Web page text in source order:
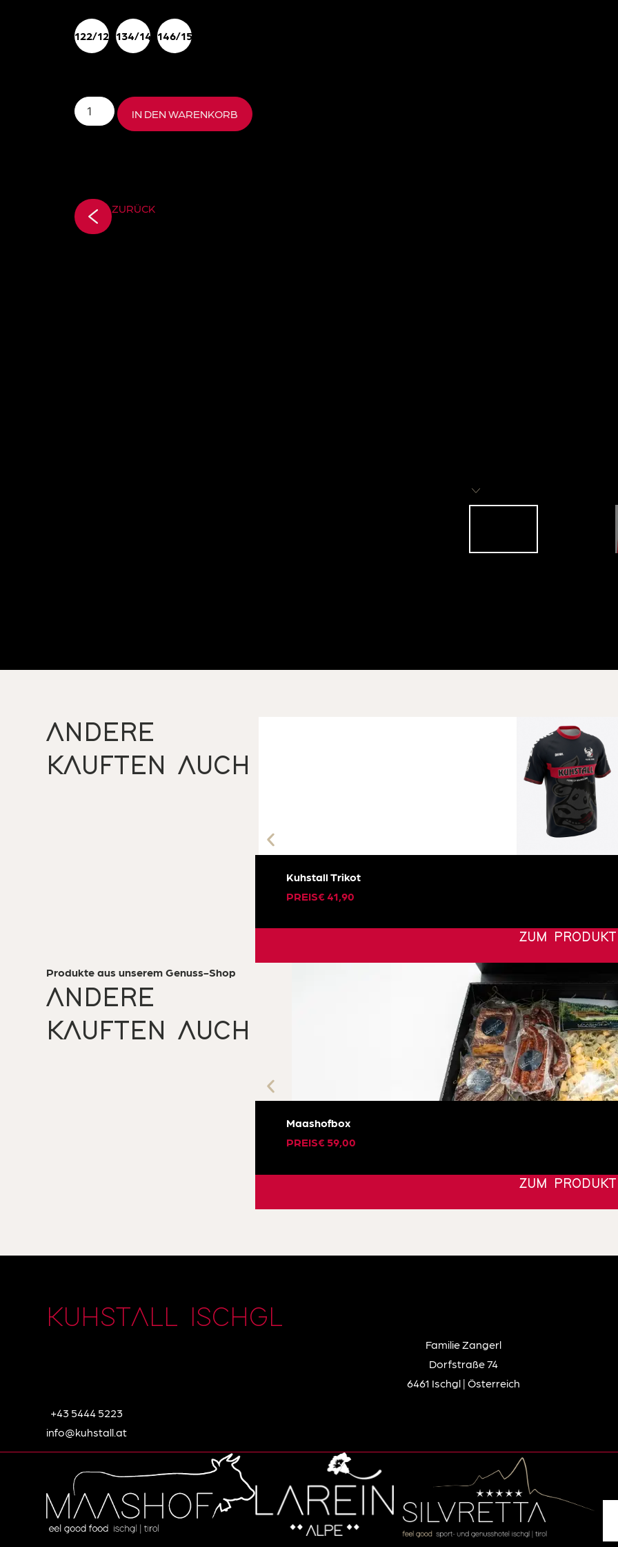
122/128 134/140146/152
IN DEN WARENKORB
ZURÜCK
ANDERE
KAUFTEN AUCH
Kuhstall Trikot
PREIS€41,90
ZUM PRODUKT
Produkte aus unserem Genuss-Shop
ANDERE
KAUFTEN AUCH
Maashofbox
PREIS€59,00
ZUM PRODUKT
KUHSTALL ISCHGL
Familie Zangerl
Dorfstraße 74
6461 Ischgl | Österreich
+43 5444 5223
info@kuhstall.at